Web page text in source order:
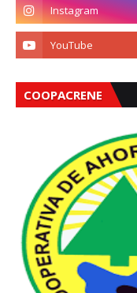
COOPACRENE